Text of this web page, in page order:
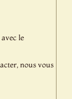
le
nous vous